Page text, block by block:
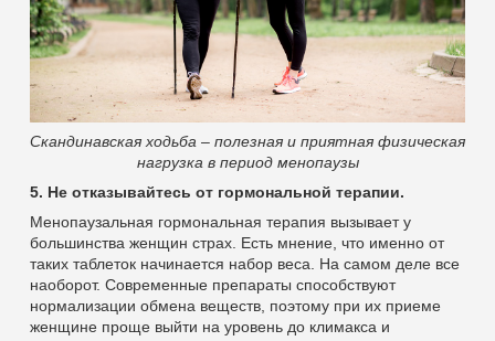
Скандинавская ходьба – полезная и приятная физическая
нагрузка в период менопаузы
5. Не отказывайтесь от гормональной терапии.
Менопаузальная гормональная терапия вызывает у
большинства женщин страх. Есть мнение, что именно от
таких таблеток начинается набор веса. На самом деле все
наоборот. Современные препараты способствуют
нормализации обмена веществ, поэтому при их приеме
женщине проще выйти на уровень до климакса и